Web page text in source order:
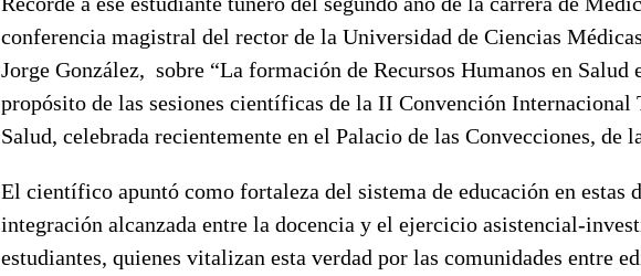
conferencia magistral del rector de la Universidad de Ciencias
Jorge González, sobre “La formación de Recursos Humanos en Salud
propósito de las sesiones científicas de la II Convención Internacional
Salud, celebrada recientemente en el Palacio de las Convecciones, de
El científico apuntó como fortaleza del sistema de educación en estas
integración alcanzada entre la docencia y el ejercicio asistencial-
estudiantes, quienes vitalizan esta verdad por las comunidades entre